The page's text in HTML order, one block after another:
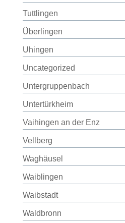
Tuttlingen
Überlingen
Uhingen
Uncategorized
Untergruppenbach
Untertürkheim
Vaihingen an der Enz
Vellberg
Waghäusel
Waiblingen
Waibstadt
Waldbronn